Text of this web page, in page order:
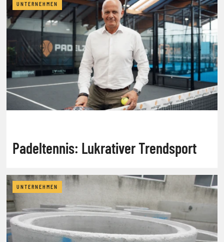
UNTERNEHMEN
Padeltennis: Lukrativer Trendsport
UNTERNEHMEN